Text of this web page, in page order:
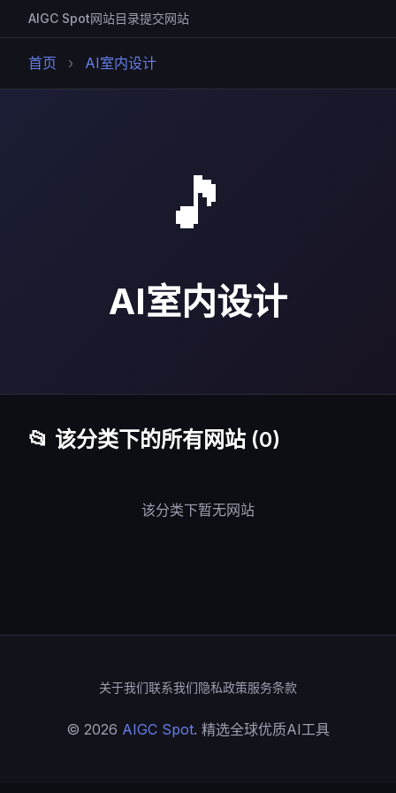
AIGC Spot网站目录提交网站
首页 › AI室内设计
🎵
AI室内设计
📂 该分类下的所有网站 (0)
该分类下暂无网站
关于我们联系我们隐私政策服务条款
© 2026 AIGC Spot. 精选全球优质AI工具